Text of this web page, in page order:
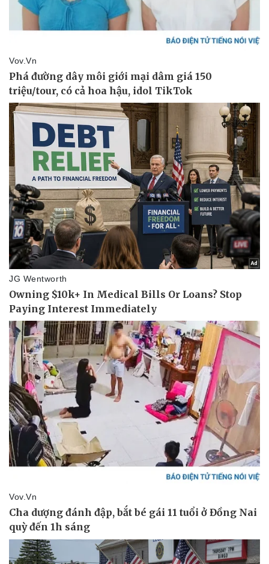
Kinh tế
Bất động sản
Khởi nghiệp
Thị trường
Giá vàng
Tiêu dùng
Tỷ giá
Chứng khoán
Giá cà phê